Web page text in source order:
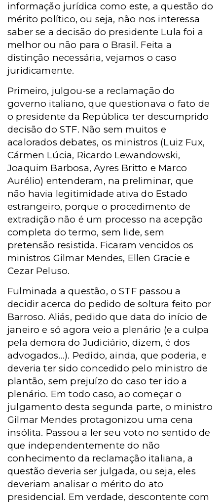
informação jurídica como este, a questão do
mérito político, ou seja, não nos interessa
saber se a decisão do presidente Lula foi a
melhor ou não para o Brasil. Feita a
distinção necessária, vejamos o caso
juridicamente.
Primeiro, julgou-se a reclamação do
governo italiano, que questionava o fato de
o presidente da República ter descumprido
decisão do STF. Não sem muitos e
acalorados debates, os ministros (Luiz Fux,
Cármen Lúcia, Ricardo Lewandowski,
Joaquim Barbosa, Ayres Britto e Marco
Aurélio) entenderam, na preliminar, que
não havia legitimidade ativa do Estado
estrangeiro, porque o procedimento de
extradição não é um processo na acepção
completa do termo, sem lide, sem
pretensão resistida. Ficaram vencidos os
ministros Gilmar Mendes, Ellen Gracie e
Cezar Peluso.
Fulminada a questão, o STF passou a
decidir acerca do pedido de soltura feito por
Barroso. Aliás, pedido que data do início de
janeiro e só agora veio a plenário (e a culpa
pela demora do Judiciário, dizem, é dos
advogados...). Pedido, ainda, que poderia, e
deveria ter sido concedido pelo ministro de
plantão, sem prejuízo do caso ter ido a
plenário. Em todo caso, ao começar o
julgamento desta segunda parte, o ministro
Gilmar Mendes protagonizou uma cena
insólita. Passou a ler seu voto no sentido de
que independentemente do não
conhecimento da reclamação italiana, a
questão deveria ser julgada, ou seja, eles
deveriam analisar o mérito do ato
presidencial. Em verdade, descontente com